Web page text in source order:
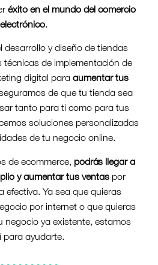
éxito en el mundo del comercio
electrónico.
desarrollo y diseño de tiendas
técnicas de implementación de
digital para aumentar tus
de que tu tienda sea
tanto para ti como para tus
soluciones personalizadas
de tu negocio online.
de ecommerce, podrás llegar a
y aumentar tus ventas por
efectiva. Ya sea que quieras
por internet o que quieras
negocio ya existente, estamos
para ayudarte.